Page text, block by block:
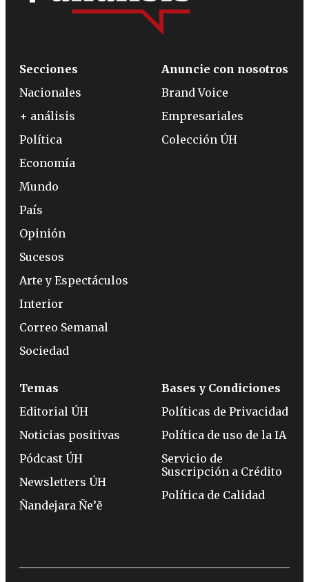
Secciones
Nacionales
+ análisis
Política
Economía
Mundo
País
Opinión
Sucesos
Arte y Espectáculos
Interior
Correo Semanal
Sociedad
Anuncie con nosotros
Brand Voice
Empresariales
Colección ÚH
Temas
Editorial ÚH
Noticias positivas
Pódcast ÚH
Newsletters ÚH
Ñandejara Ñe’ẽ
Bases y Condiciones
Políticas de Privacidad
Política de uso de la IA
Servicio de
Suscripción a Crédito
Política de Calidad